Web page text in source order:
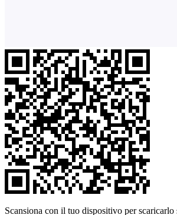
Scansiona con il tuo dispositivo per